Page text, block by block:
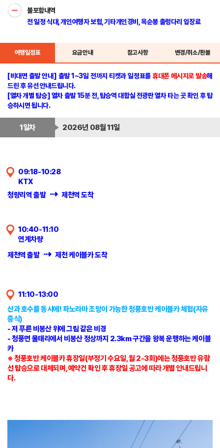
불포함내역
전 일정 식대, 개인여행자 보험, 기타개인경비, 옥순봉 출렁다리 입장료
여행일정표 요금안내 참고사항 변경/취소/환불
[비대면 출발 안내] 출발 1~3일 전까지 티켓과 일정표를휴대폰 메시지로 발송해
드린 후 유선 안내드립니다.
[열차 개별 탑승] 열차 출발 15분 전, 탑승역 대합실 전광판열차 타는 곳확인 후 탑
승하시면 됩니다.
1일차 2026년 08월 11일
09:18-10:28
KTX
청량리역 출발 ⇢ 제천역 도착
10:40-11:10
연계차량
제천역 출발 ⇢ 제천 케이블카 도착
11:10-13:00
산과 호수를 동시에! 파노라마 조망이 가능한 청풍호반 케이블카 체험(자유
중식)
- 저 푸른 비봉산 위에 그림 같은 비경
- 청풍면 물태리에서 비봉산 정상까지 2.3km 구간을 왕복 운행하는 케이블
카
※ 청풍호반 케이블카 휴장일(부정기 수요일, 월 2-3회)에는 청풍호반 유람
선 탑승으로 대체되며, 예약건 확인 후 휴장일 공고에 따라 개별 안내드립니
다.